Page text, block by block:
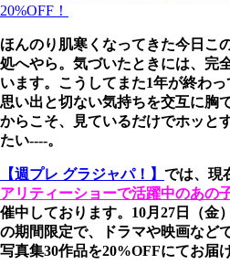
20%OFF！
ほんのり肌寒くなってきた今日こ
処へやら。気づいたときには、完
います。こうしてまた1年が終わ
思い出と切ない気持ちを交互に胸
からこそ、見ているだけでホッと
たい----。
【週プレ グラジャパ！】 では、現
アリティーショーで活躍中のあの
催中しております。10月27日（金
の期間限定で、ドラマや映画など
写真集30作品を20%OFFにてお届